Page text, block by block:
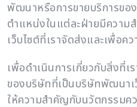
พัฒนาหรือการขายบริการของ
ตำแหน่งในแต่ละฝ่ายมีความ
เว็บไซต์ที่เราจัดส่งและเพื่อค
เพื่อดำเนินการเกี่ยวกับสิ่งที่
ของบริษัทที่เป็นบริษัทพัฒนาเ
ให้ความสำคัญกับนวัตกรรมค